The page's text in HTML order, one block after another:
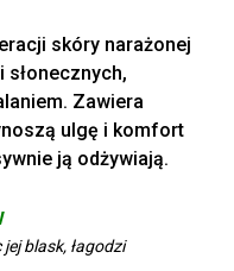
skóry narażonej
słonecznych,
Zawiera
ulgę i komfort
ją odżywiają.
blask, łagodzi